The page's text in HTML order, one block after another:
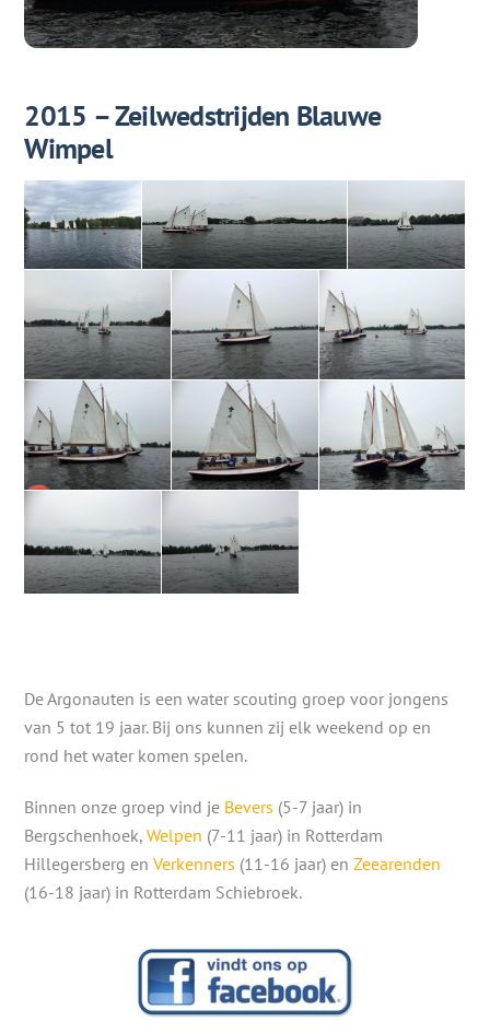
2015 – Zeilwedstrijden Blauwe
Wimpel
De Argonauten is een water scouting groep voor jongens
van 5 tot 19 jaar. Bij ons kunnen zij elk weekend op en
rond het water komen spelen.
Binnen onze groep vind je Bevers (5-7 jaar) in
Bergschenhoek,Welpen (7-11 jaar) in Rotterdam
Hillegersberg enVerkenners (11-16 jaar) enZeearenden
(16-18 jaar) in Rotterdam Schiebroek.